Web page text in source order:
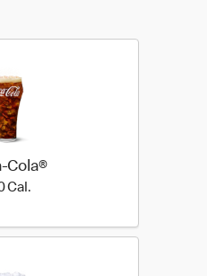
Cola®
Cal.200 Cal.